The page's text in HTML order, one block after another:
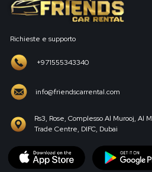
Richieste e supporto
+971555343340
info@friendscarrental.com
Rs3, Rose, Complesso Al Murooj, Al
Trade Centre, DIFC, Dubai